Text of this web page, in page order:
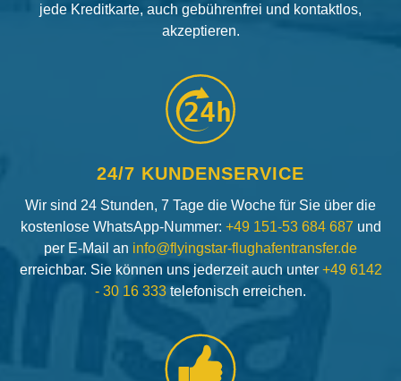
jede Kreditkarte, auch gebührenfrei und kontaktlos,
akzeptieren.
24h
24/7 KUNDENSERVICE
Wir sind 24 Stunden, 7 Tage die Woche für Sie über die
kostenlose WhatsApp-Nummer: +49 151-53 684 687 und
per E-Mail an info@flyingstar-flughafentransfer.de
erreichbar. Sie können uns jederzeit auch unter +49 6142
- 30 16 333 telefonisch erreichen.